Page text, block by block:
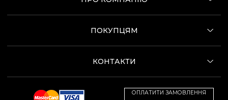
ПОКУПЦЯМ
КОНТАКТИ
ОПЛАТИТИ ЗАМОВЛЕННЯ